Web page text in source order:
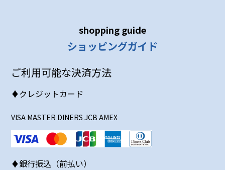
shopping guide
ショッピングガイド
ご利用可能な決済方法
♦クレジットカード
VISA MASTER DINERS JCB AMEX
♦銀行振込（前払い）